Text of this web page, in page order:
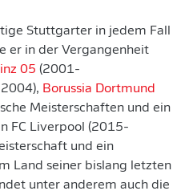
Stuttgarter in jedem Fall
er in der Vergangenheit
05 (2001-
Borussia Dortmund
Meisterschaften und ein
FC Liverpool (2015-
und ein
Land seiner bislang letzten
unter anderem auch die